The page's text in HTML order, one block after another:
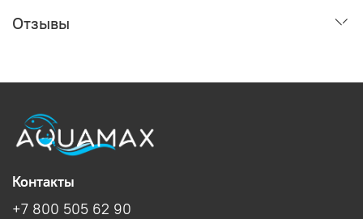
Отзывы
Контакты
+7 800 505 62 90